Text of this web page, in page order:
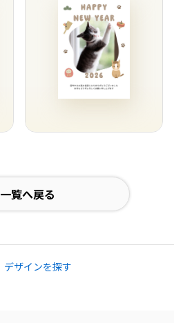
一覧へ戻る
デザインを探す